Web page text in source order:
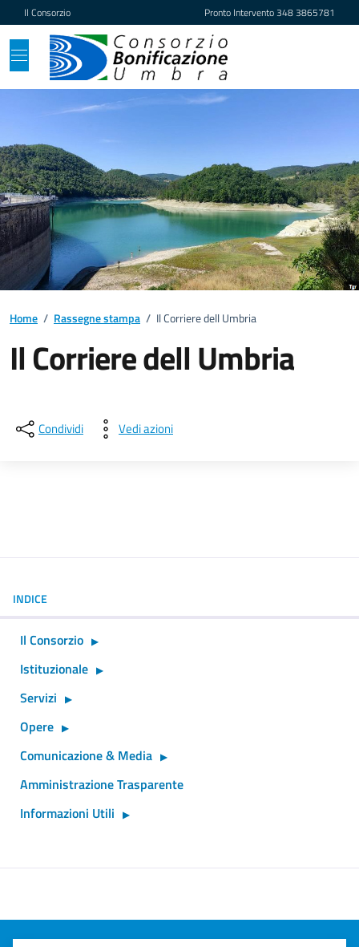
Vai ai contenuti
Vai al footer
Il Consorzio Pronto Intervento348 3865781
Home / Rassegne stampa / Il Corriere dell Umbria
Il Corriere dell Umbria
Condividi Vedi azioni
INDICE
Il Consorzio
Istituzionale
Servizi
Opere
Comunicazione & Media
Amministrazione Trasparente
Informazioni Utili